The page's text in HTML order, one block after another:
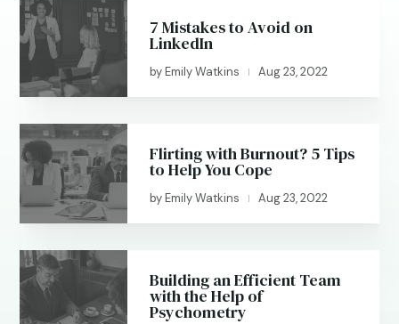
7 Mistakes to Avoid on
LinkedIn
byEmily Watkins | Aug 23, 2022
Flirting with Burnout? 5 Tips
to Help You Cope
byEmily Watkins | Aug 23, 2022
Building an Efficient Team
with the Help of
Psychometry